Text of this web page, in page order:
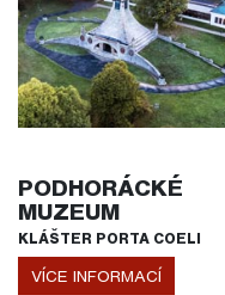
PODHORÁCKÉ
MUZEUM
KLÁŠTER PORTA COELI
VÍCE INFORMACÍ